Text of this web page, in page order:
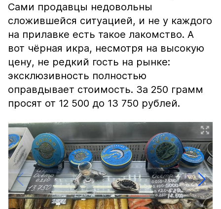
Сами продавцы недовольны
сложившейся ситуацией, и не у каждого
на прилавке есть такое лакомство. А
вот чёрная икра, несмотря на высокую
цену, не редкий гость на рынке:
эксклюзивность полностью
оправдывает стоимость. За 250 грамм
просят от 12 500 до 13 750 рублей.